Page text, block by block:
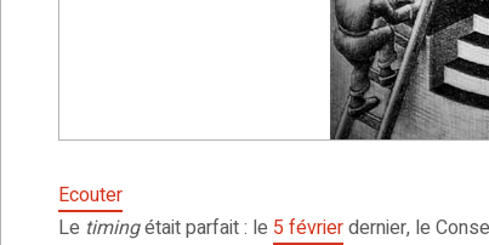
Ecouter
Le timingétait parfait : le 5 févrierdernier, le